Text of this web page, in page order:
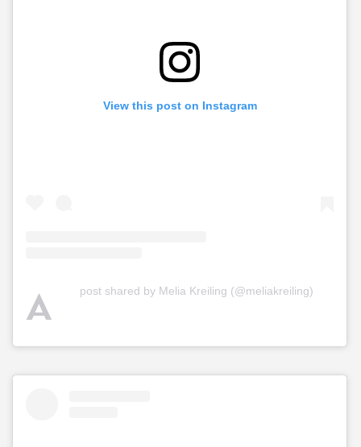
View this post on Instagram
A post shared by Melia Kreiling (@meliakreiling)